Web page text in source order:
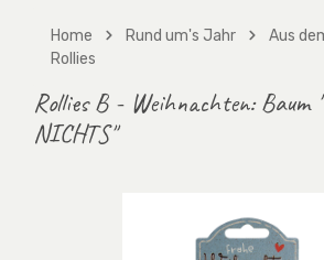
Home Rund um's Jahr
Aus
Rollies
Rollies B - Weihnachten: Baum
NICHTS"